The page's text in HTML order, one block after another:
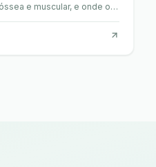
e muscular, e onde o